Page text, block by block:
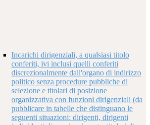
Incarichi dirigenziali, a qualsiasi titolo
conferiti, ivi inclusi quelli conferiti
discrezionalmente dall'organo di indirizzo
politico senza procedure pubbliche di
selezione e titolari di posizione
organizzativa con funzioni dirigenziali (da
pubblicare in tabelle che distinguano le
seguenti situazioni: dirigenti, dirigenti